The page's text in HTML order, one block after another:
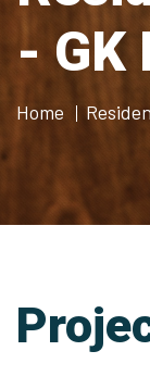
- GK
Home